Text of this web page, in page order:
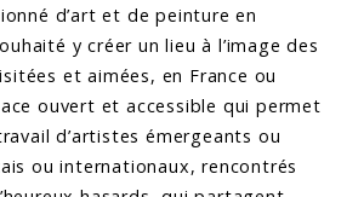
d’art et de peinture en
y créer un lieu à l’image des
et aimées, en France ou
ouvert et accessible qui permet
d’artistes émergeants ou
ou internationaux, rencontrés